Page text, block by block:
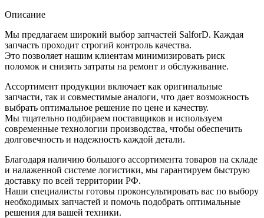
Описание
Мы предлагаем широкий выбор запчастей SalforD. Каждая
запчасть проходит строгий контроль качества.
Это позволяет нашим клиентам минимизировать риск
поломок и снизить затраты на ремонт и обслуживание.
Ассортимент продукции включает как оригинальные
запчасти, так и совместимые аналоги, что дает возможность
выбрать оптимальное решение по цене и качеству.
Мы тщательно подбираем поставщиков и используем
современные технологии производства, чтобы обеспечить
долговечность и надежность каждой детали.
Благодаря наличию большого ассортимента товаров на складе
и налаженной системе логистики, мы гарантируем быструю
доставку по всей территории РФ.
Наши специалисты готовы проконсультировать вас по выбору
необходимых запчастей и помочь подобрать оптимальные
решения для вашей техники.